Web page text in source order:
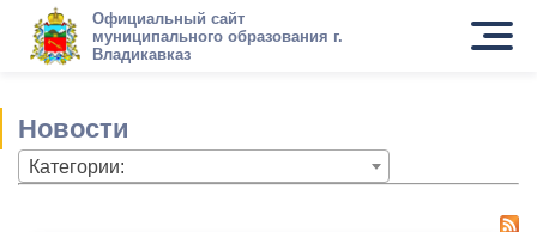
Официальный сайт
муниципального образования г.
Владикавказ
Новости
Категории: